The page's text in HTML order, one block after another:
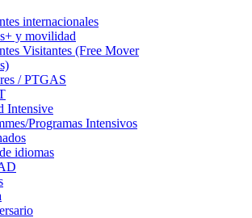
internacionales
y movilidad
Visitantes (Free Mover
/ PTGAS
Intensive
Programas Intensivos
idiomas